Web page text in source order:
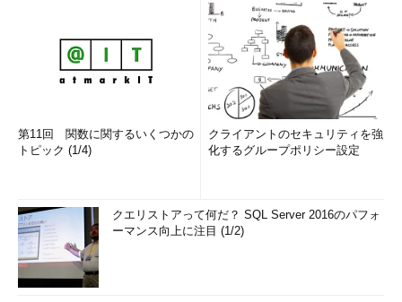
第11回 関数に関するいくつかの
トピック (1/4)
クライアントのセキュリティを強
化するグループポリシー設定
クエリストアって何だ？ SQL Server 2016のパフォ
ーマンス向上に注目 (1/2)